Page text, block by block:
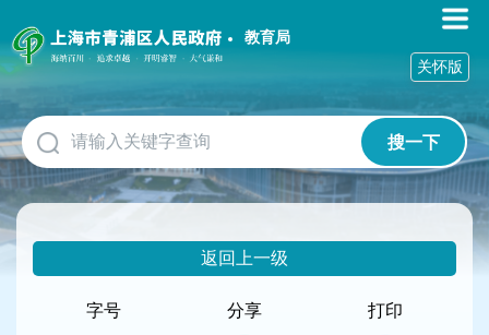
障
碍
作
说
明
跳
到
网
教育局
搜一下
关怀版
返回上一级
字号
分享 打印